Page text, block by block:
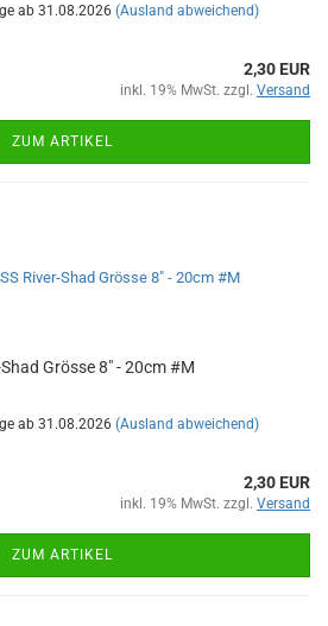
ab 31.08.2026 (Ausland abweichend)
2,30 EUR
inkl. 19% MwSt. zzgl. Versand
ZUM ARTIKEL
Grösse 8" - 20cm #M
ab 31.08.2026 (Ausland abweichend)
2,30 EUR
inkl. 19% MwSt. zzgl. Versand
ZUM ARTIKEL